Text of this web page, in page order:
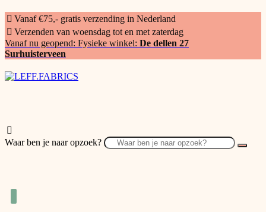
Vanaf €75,- gratis verzending in Nederland
Verzenden van woensdag tot en met zaterdag
Vanaf nu geopend: Fysieke winkel: De dellen 27
Surhuisterveen
Waar ben je naar opzoek?